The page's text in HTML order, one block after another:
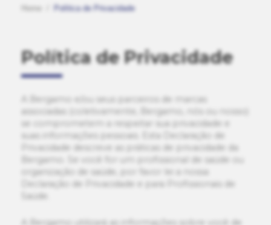
Política de Privacidade
Política de Privacidade
A Bergamo e/ou seus parceiros de marcas
associadas (coletivamente, Bergamo, nós ou nosso)
se comprometem a respeitar sua privacidade e
suas informações pessoais. Esta Declaração de
Privacidade descreve as práticas de privacidade da
Bergamo. Se você for um profissional de saúde ou
organização de saúde, por favor lei a nossa
Declaração de Privacidade e para Profissionais de
Saúde.
A Bergamo utilizará as informações sobre você de